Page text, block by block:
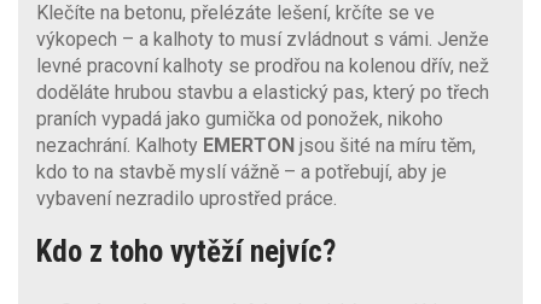
Klečíte na betonu, přelézáte lešení, krčíte se ve
výkopech – a kalhoty to musí zvládnout s vámi. Jenže
levné pracovní kalhoty se prodřou na kolenou dřív, než
doděláte hrubou stavbu a elastický pas, který po třech
praních vypadá jako gumička od ponožek, nikoho
nezachrání. Kalhoty EMERTON jsou šité na míru těm,
kdo to na stavbě myslí vážně – a potřebují, aby je
vybavení nezradilo uprostřed práce.
Kdo z toho vytěží nejvíc?